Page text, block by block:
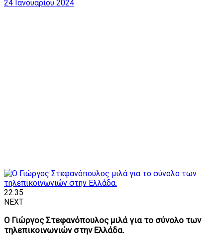
24 Ιανουαρίου 2024
22:35
NEXT
Ο Γιώργος Στεφανόπουλος μιλά για το σύνολο των
τηλεπικοινωνιών στην Ελλάδα.